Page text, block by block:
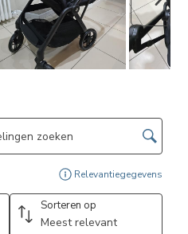
zoeken per regio
Relevantiegegevens
Sorteren op
Meest relevant